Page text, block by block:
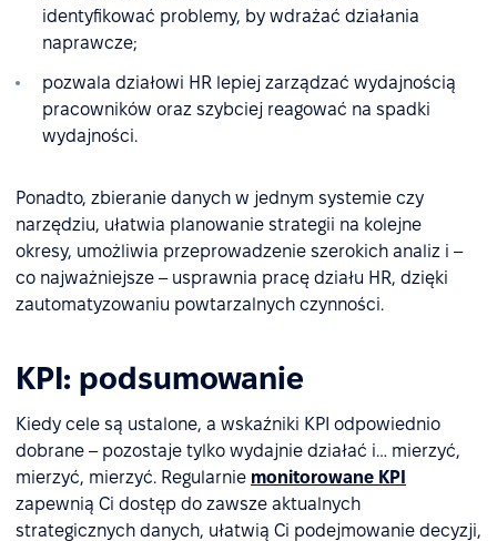
identyfikować problemy, by wdrażać działania
naprawcze;
pozwala działowi HR lepiej zarządzać wydajnością
pracowników oraz szybciej reagować na spadki
wydajności.
Ponadto, zbieranie danych w jednym systemie czy
narzędziu, ułatwia planowanie strategii na kolejne
okresy, umożliwia przeprowadzenie szerokich analiz i –
co najważniejsze – usprawnia pracę działu HR, dzięki
zautomatyzowaniu powtarzalnych czynności.
KPI: podsumowanie
Kiedy cele są ustalone, a wskaźniki KPI odpowiednio
dobrane – pozostaje tylko wydajnie działać i… mierzyć,
mierzyć, mierzyć. Regularnie monitorowane KPI
zapewnią Ci dostęp do zawsze aktualnych
strategicznych danych, ułatwią Ci podejmowanie decyzji,